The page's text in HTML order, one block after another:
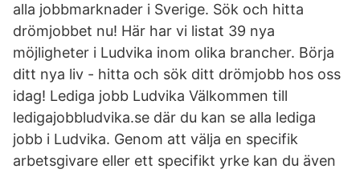
alla jobbmarknader i Sverige. Sök och hitta
drömjobbet nu! Här har vi listat 39 nya
möjligheter i Ludvika inom olika brancher. Börja
ditt nya liv - hitta och sök ditt drömjobb hos oss
idag! Lediga jobb Ludvika Välkommen till
ledigajobbludvika.se där du kan se alla lediga
jobb i Ludvika. Genom att välja en specifik
arbetsgivare eller ett specifikt yrke kan du även